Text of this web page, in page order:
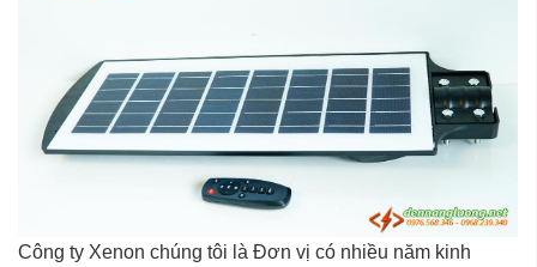
Công ty Xenon chúng tôi là Đơn vị có nhiều năm kinh